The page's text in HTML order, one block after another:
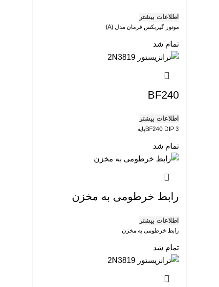
اطلاعات بیشتر
موتور گیربکس فرمان مدل (A)
تمام شد
BF240
اطلاعات بیشتر
BF240 DIP 3پایه
تمام شد
رابط خرطومی به مخزن
اطلاعات بیشتر
رابط خرطومی به مخزن
تمام شد